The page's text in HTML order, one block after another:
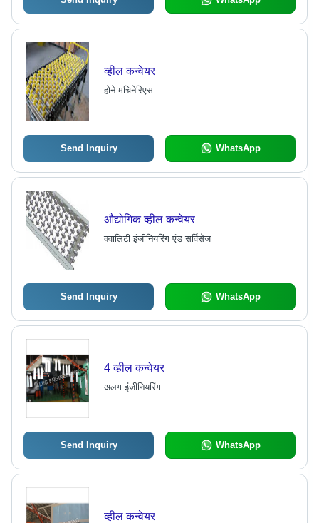
व्हील कन्वेयर
होने मचिनेरिएस
Send Inquiry WhatsApp
औद्योगिक व्हील कन्वेयर
क्वालिटी इंजीनियरिंग एंड सर्विसेज
Send Inquiry WhatsApp
4 व्हील कन्वेयर
अलग इंजीनियरिंग
Send Inquiry WhatsApp
व्हील कन्वेयर